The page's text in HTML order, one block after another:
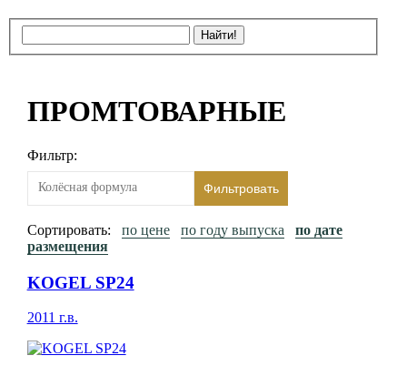
ПРОМТОВАРНЫЕ
Фильтр:
Фильтровать
Сортировать: по цене по году выпуска
по дате
размещения
KOGEL SP24
2011 г.в.